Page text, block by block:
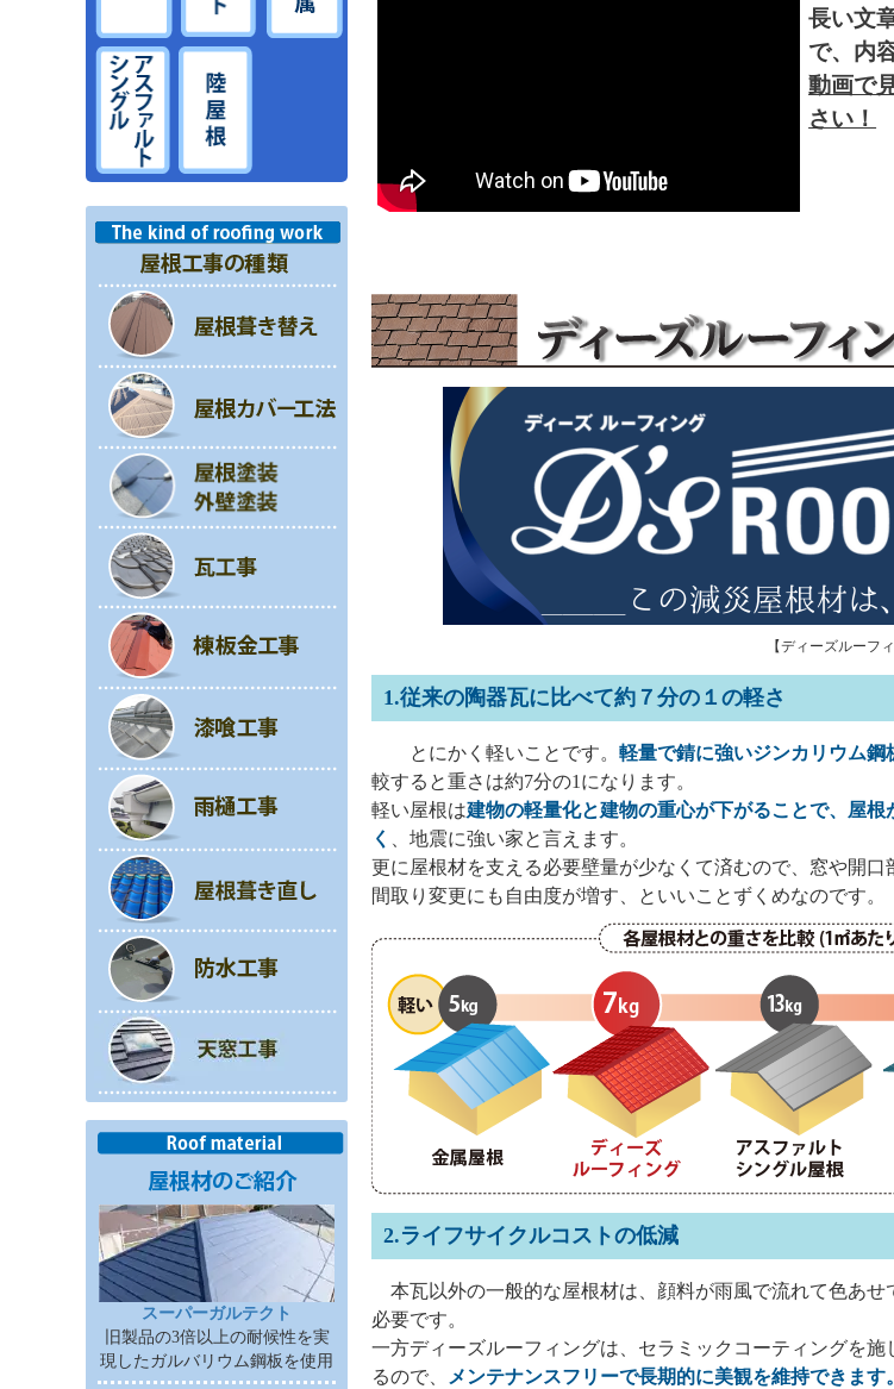
スーパーガルテクト
旧製品の3倍以上の耐候性を実
現したガルバリウム鋼板を使用
長い文
で、内
動画で
さい！
【ディーズルーフ
1.従来の陶器瓦に比べて約７分の１の軽さ
とにかく軽いことです。 軽量で錆に強いジンカリウム鋼
較すると重さは約7分の1になります。
軽い屋根は建物の軽量化と建物の重心が下がることで、屋
く
、地震に強い家と言えます。
更に屋根材を支える必要壁量が少なくて済むので、窓や開
間取り変更にも自由度が増す、といいことずくめなのです。
2.ライフサイクルコストの低減
本瓦以外の一般的な屋根材は、顔料が雨風で流れて色あせ
必要です。
一方ディーズルーフィングは、セラミックコーティングを
るので、
メンテナンスフリーで長期的に美観を維持できます。